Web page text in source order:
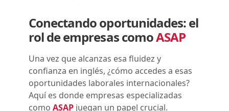
Conectando oportunidades: el
rol de empresas comoASAP
Una vez que alcanzas esa fluidez y
confianza en inglés, ¿cómo accedes a esas
oportunidades laborales internacionales?
Aquí es donde empresas especializadas
como ASAP juegan un papel crucial.